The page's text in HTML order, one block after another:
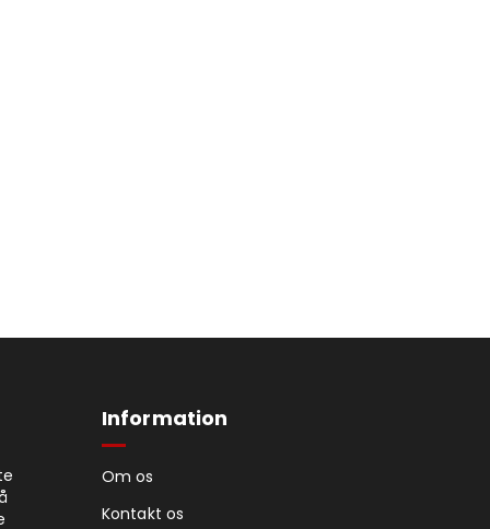
Information
Om os
Kontakt os